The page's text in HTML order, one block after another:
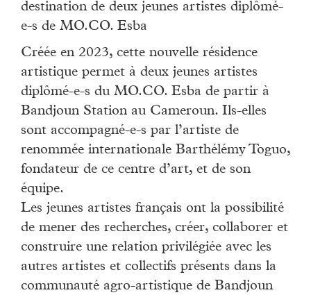
destination de deux jeunes artistes diplômé-
e-s de MO.CO. Esba
Créée en 2023, cette nouvelle résidence
artistique permet à deux jeunes artistes
diplômé-e-s du MO.CO. Esba de partir à
Bandjoun Station au Cameroun. Ils-elles
sont accompagné-e-s par l’artiste de
renommée internationale Barthélémy Toguo,
fondateur de ce centre d’art, et de son
équipe.
Les jeunes artistes français ont la possibilité
de mener des recherches, créer, collaborer et
construire une relation privilégiée avec les
autres artistes et collectifs présents dans la
communauté agro-artistique de Bandjoun